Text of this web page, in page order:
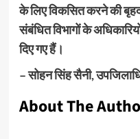
के लिए विकसित करने की
संबंधित विभागों के
दिए गए हैं।
– सोहन सिंह सैनी,
About The